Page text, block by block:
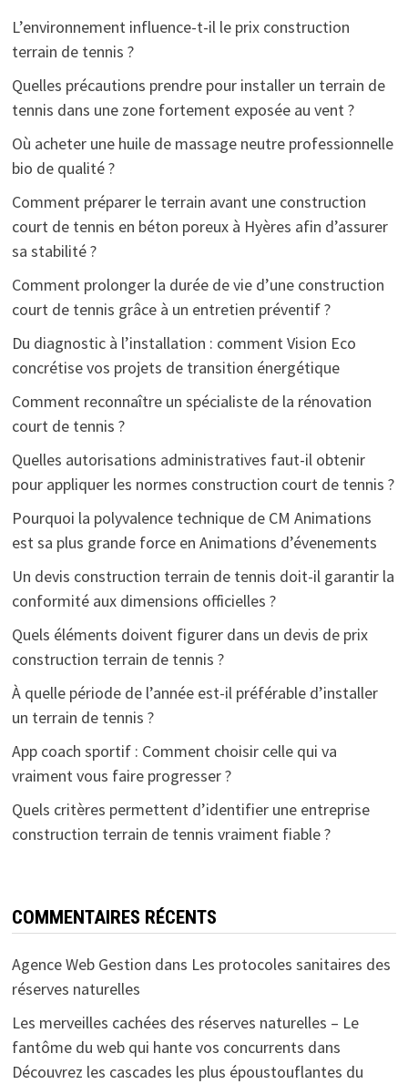
L’environnement influence-t-il le prix construction
terrain de tennis ?
Quelles précautions prendre pour installer un terrain de
tennis dans une zone fortement exposée au vent ?
Où acheter une huile de massage neutre professionnelle
bio de qualité ?
Comment préparer le terrain avant une construction
court de tennis en béton poreux à Hyères afin d’assurer
sa stabilité ?
Comment prolonger la durée de vie d’une construction
court de tennis grâce à un entretien préventif ?
Du diagnostic à l’installation : comment Vision Eco
concrétise vos projets de transition énergétique
Comment reconnaître un spécialiste de la rénovation
court de tennis ?
Quelles autorisations administratives faut-il obtenir
pour appliquer les normes construction court de tennis ?
Pourquoi la polyvalence technique de CM Animations
est sa plus grande force en Animations d’évenements
Un devis construction terrain de tennis doit-il garantir la
conformité aux dimensions officielles ?
Quels éléments doivent figurer dans un devis de prix
construction terrain de tennis ?
À quelle période de l’année est-il préférable d’installer
un terrain de tennis ?
App coach sportif : Comment choisir celle qui va
vraiment vous faire progresser ?
Quels critères permettent d’identifier une entreprise
construction terrain de tennis vraiment fiable ?
COMMENTAIRES RÉCENTS
Agence Web Gestion dans Les protocoles sanitaires des
réserves naturelles
Les merveilles cachées des réserves naturelles – Le
fantôme du web qui hante vos concurrents dans
Découvrez les cascades les plus époustouflantes du